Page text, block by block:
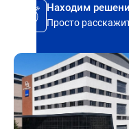
Находим
Просто